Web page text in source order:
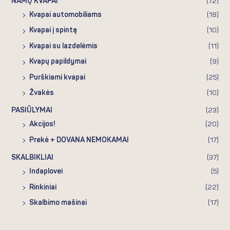
Kvapai automobiliams (18)
Kvapai į spintą (10)
Kvapai su lazdelėmis (11)
Kvapų papildymai (9)
Purškiami kvapai (25)
Žvakės (10)
PASIŪLYMAI (23)
Akcijos! (20)
Prekė + DOVANA NEMOKAMAI (17)
SKALBIKLIAI (37)
Indaplovei (5)
Rinkiniai (22)
Skalbimo mašinai (17)